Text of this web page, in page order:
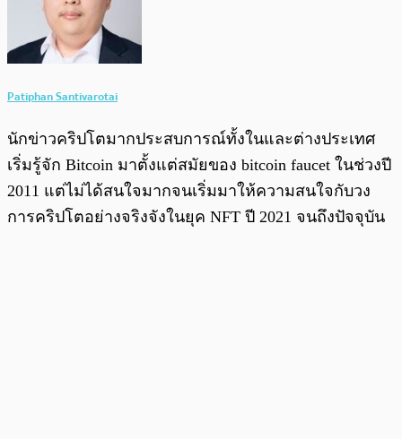
Patiphan Santivarotai
นักข่าวคริปโตมากประสบการณ์ทั้งในและต่างประเทศ
เริ่มรู้จัก Bitcoin มาตั้งแต่สมัยของ bitcoin faucet ในช่วงปี
2011 แต่ไม่ได้สนใจมากจนเริ่มมาให้ความสนใจกับวง
การคริปโตอย่างจริงจังในยุค NFT ปี 2021 จนถึงปัจจุบัน